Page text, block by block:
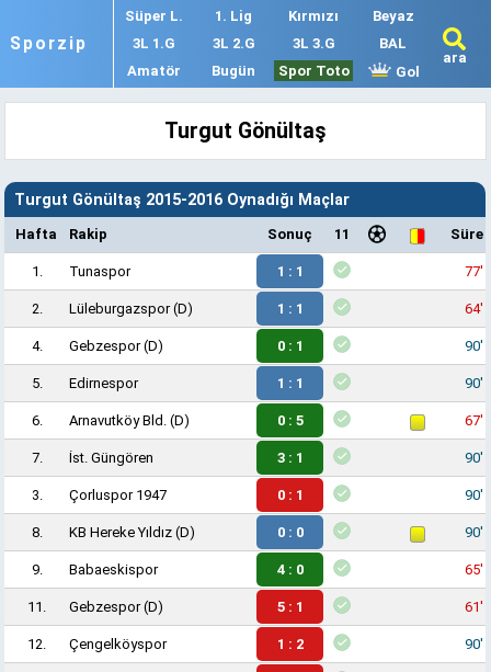
Sporzip
Süper L. 1. Lig Kırmızı
Beyaz
3L 1.G
3L 2.G 3L 3.G
BAL
Amatör
Bugün Spor Toto Gol
ara
Turgut Gönültaş
Turgut Gönültaş 2015-2016 Oynadığı Maçlar
Hafta Rakip Sonuç 11 Süre
1. Tunaspor 1 : 1 77'
2. Lüleburgazspor(D) 1 : 1 64'
4. Gebzespor(D) 0 : 1 90'
5. Edirnespor 1 : 1 90'
6. Arnavutköy Bld. (D) 0 : 5 67'
7. İst. Güngören 3 : 1 90'
3. Çorluspor 1947 0 : 1 90'
8. KB Hereke Yıldız (D) 0 : 0 90'
9. Babaeskispor 4 : 0 65'
11. Gebzespor(D) 5 : 1 61'
12. Çengelköyspor 1 : 2 90'